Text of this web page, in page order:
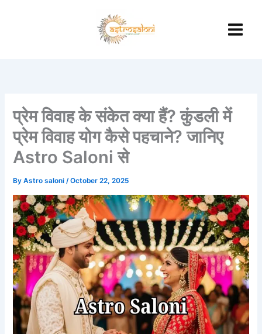
प्रेम विवाह के संकेत क्या हैं? कुंडली में
प्रेम विवाह योग कैसे पहचाने? जानिए
Astro Saloni से
ByAstro saloni/October 22, 2025